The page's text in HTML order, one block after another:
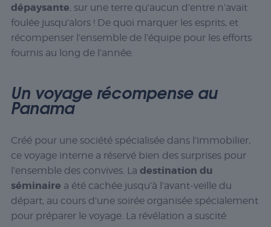
dépaysante, sur une terre qu’aucun d’entre n’avait
foulée jusqu’alors ! De quoi marquer les esprits, et
récompenser l’ensemble de l’équipe pour les efforts
fournis au long de l’année.
Un voyage récompense au
Panama
Créé pour une société spécialisée dans l’immobilier,
ce voyage interne a réservé bien des surprises pour
l’ensemble des convives. La destination du
séminaire a été cachée jusqu’à l’avant-veille du
départ, au cours d’une soirée organisée spécialement
pour préparer le voyage. La révélation a suscité